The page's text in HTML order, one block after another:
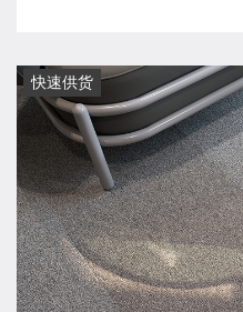
快速供货